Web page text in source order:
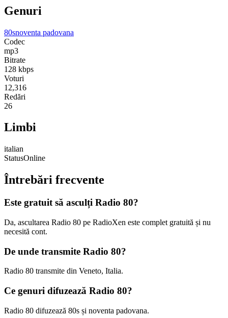
Genuri
80snoventa padovana
Codec
mp3
Bitrate
128 kbps
Voturi
12,316
Redări
26
Limbi
italian
StatusOnline
Întrebări frecvente
Este gratuit să asculți Radio 80?
Da, ascultarea Radio 80 pe RadioXen este complet gratuită și nu
necesită cont.
De unde transmite Radio 80?
Radio 80 transmite din Veneto, Italia.
Ce genuri difuzează Radio 80?
Radio 80 difuzează 80s și noventa padovana.